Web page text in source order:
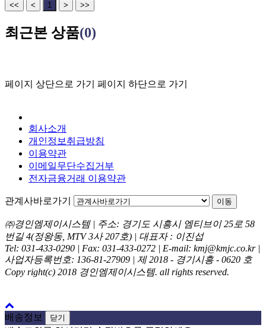
<< < 1 > >>
최근본 상품(0)
페이지 상단으로 가기 페이지 하단으로 가기
회사소개
개인정보취급방침
이용약관
이메일무단수집거부
전자금융거래 이용약관
관계사바로가기 이동
㈜경인엠제이시스템 | 주소: 경기도 시흥시 엠티브이 25로 58
번길 4(정왕동, MTV 3사 207호) | 대표자 : 이진섭
Tel: 031-433-0290 | Fax: 031-433-0272 | E-mail: kmj@kmjc.co.kr |
사업자등록번호: 136-81-27909 | 제 2018 - 경기시흥 - 0620 호
Copy right(c) 2018 경인엠제이시스템. all rights reserved.
배송정보 닫기